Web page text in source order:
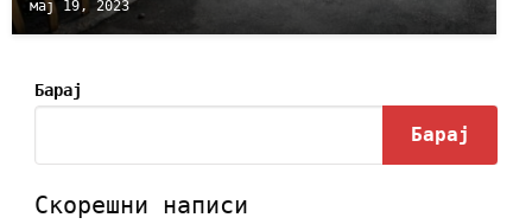
мај 19, 2023
Барај
Барај
Скорешни написи